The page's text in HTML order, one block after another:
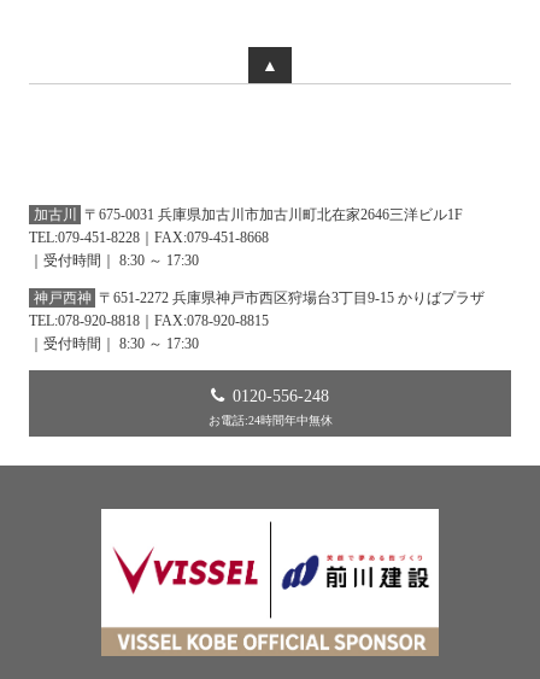
▲
加古川
〒675-0031 兵庫県加古川市加古川町北在家2646三洋ビル1F
TEL:079-451-8228｜FAX:079-451-8668
｜受付時間｜ 8:30 ～ 17:30
神戸西神 〒651-2272 兵庫県神戸市西区狩場台3丁目9-15 かりばプラザ
TEL:078-920-8818｜FAX:078-920-8815
｜受付時間｜ 8:30 ～ 17:30
0120-556-248
お電話:24時間年中無休